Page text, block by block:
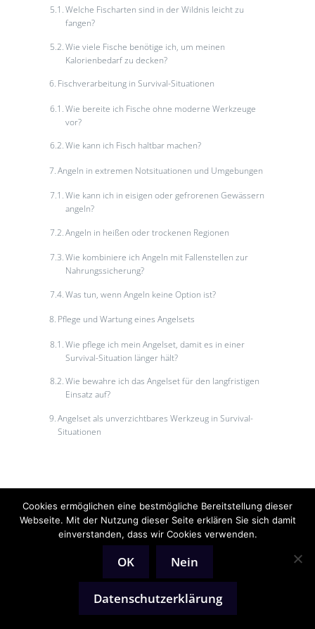
Welche Fischarten sind in der Wildnis leicht zu
fangen?
Wie viele Fische benötige ich, um meinen
Kalorienbedarf zu decken?
Fischverarbeitung in Survival-Situationen
Wie bereite ich Fische ohne moderne Werkzeuge
vor?
Wie kann ich Fisch haltbar machen?
Angeln in extremen Notsituationen und Umgebungen
Wie kann ich in eisigen oder gefrorenen Gewässern
angeln?
Angeln in heißen oder trockenen Regionen
Wie kombiniere ich Angeln mit Fallenstellen zur
Nahrungssicherung?
Was tun, wenn Angeln keine Option ist?
Pflege und Wartung eines Angelsets
Wie pflege ich mein Angelset, damit es in einer
Survival-Situation länger hält?
Wie bewahre ich das Angelset für den langfristigen
Einsatz auf?
Angelset als unverzichtbares Werkzeug in Survival-
Situationen
Neueste Beiträge
Notfalltasche packen: Was du wirklich für den Ernstfall
Survival-Fischen mit der Feederrute: So sicherst du
Cookies ermöglichen eine bestmögliche Bereitstellung dieser
Webseite. Mit der Nutzung dieser Seite erklären Sie sich damit
einverstanden, dass wir Cookies verwenden.
OK Nein
Datenschutzerklärung